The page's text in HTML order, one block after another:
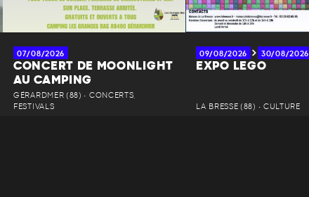
07/08/2026
CONCERT DE MOONLIGHT
AU CAMPING
GÉRARDMER (88) • CONCERTS,
FESTIVALS
09/08/2026 30/08/2026
EXPO LEGO
LA BRESSE (88) • CULTURE